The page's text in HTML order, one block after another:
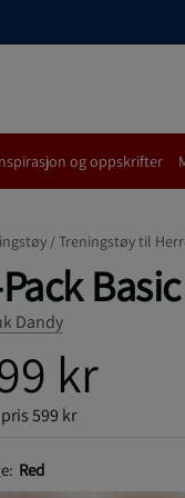
og oppskrifter
/Treningstøy til
Dandy
kr
599 kr
Red